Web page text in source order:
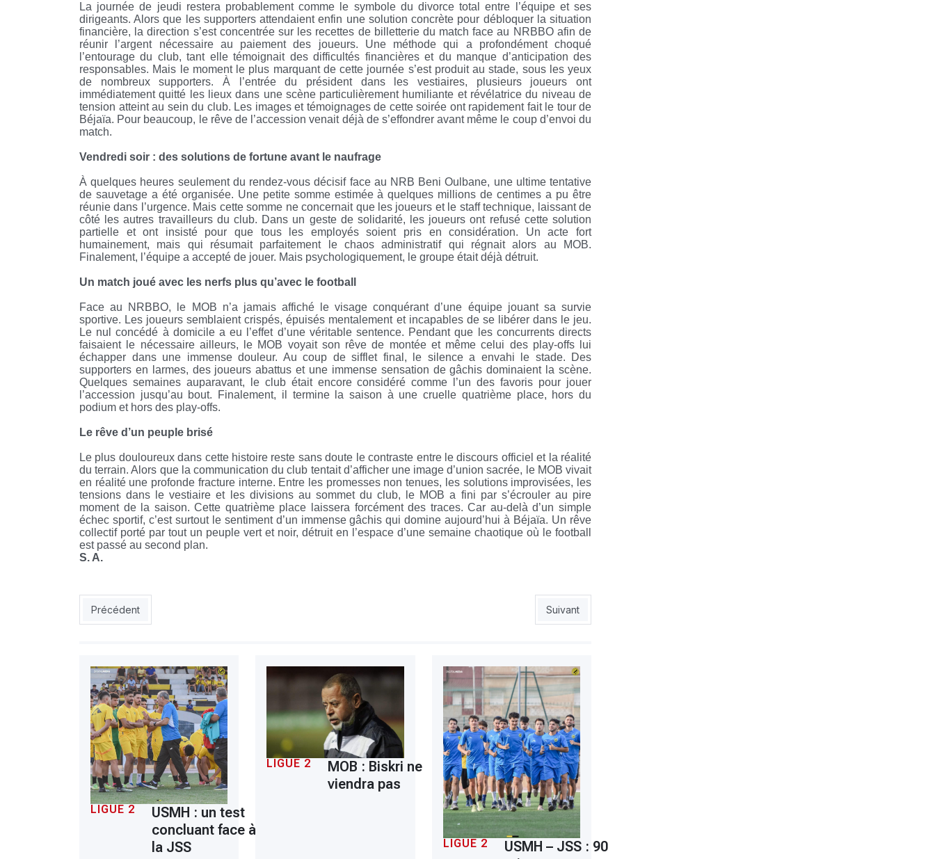
La journée de jeudi restera probablement comme le symbole du divorce total entre l’équipe et ses
dirigeants. Alors que les supporters attendaient enfin une solution concrète pour débloquer la situation
financière, la direction s’est concentrée sur les recettes de billetterie du match face au NRBBO afin de
réunir l’argent nécessaire au paiement des joueurs. Une méthode qui a profondément choqué
l’entourage du club, tant elle témoignait des difficultés financières et du manque d’anticipation des
responsables. Mais le moment le plus marquant de cette journée s’est produit au stade, sous les yeux
de nombreux supporters. À l’entrée du président dans les vestiaires, plusieurs joueurs ont
immédiatement quitté les lieux dans une scène particulièrement humiliante et révélatrice du niveau de
tension atteint au sein du club. Les images et témoignages de cette soirée ont rapidement fait le tour de
Béjaïa. Pour beaucoup, le rêve de l’accession venait déjà de s’effondrer avant même le coup d’envoi du
match.
Vendredi soir : des solutions de fortune avant le naufrage
À quelques heures seulement du rendez-vous décisif face au NRB Beni Oulbane, une ultime tentative
de sauvetage a été organisée. Une petite somme estimée à quelques millions de centimes a pu être
réunie dans l’urgence. Mais cette somme ne concernait que les joueurs et le staff technique, laissant de
côté les autres travailleurs du club. Dans un geste de solidarité, les joueurs ont refusé cette solution
partielle et ont insisté pour que tous les employés soient pris en considération. Un acte fort
humainement, mais qui résumait parfaitement le chaos administratif qui régnait alors au MOB.
Finalement, l’équipe a accepté de jouer. Mais psychologiquement, le groupe était déjà détruit.
Un match joué avec les nerfs plus qu’avec le football
Face au NRBBO, le MOB n’a jamais affiché le visage conquérant d’une équipe jouant sa survie
sportive. Les joueurs semblaient crispés, épuisés mentalement et incapables de se libérer dans le jeu.
Le nul concédé à domicile a eu l’effet d’une véritable sentence. Pendant que les concurrents directs
faisaient le nécessaire ailleurs, le MOB voyait son rêve de montée et même celui des play-offs lui
échapper dans une immense douleur. Au coup de sifflet final, le silence a envahi le stade. Des
supporters en larmes, des joueurs abattus et une immense sensation de gâchis dominaient la scène.
Quelques semaines auparavant, le club était encore considéré comme l’un des favoris pour jouer
l’accession jusqu’au bout. Finalement, il termine la saison à une cruelle quatrième place, hors du
podium et hors des play-offs.
Le rêve d’un peuple brisé
Le plus douloureux dans cette histoire reste sans doute le contraste entre le discours officiel et la réalité
du terrain. Alors que la communication du club tentait d’afficher une image d’union sacrée, le MOB vivait
en réalité une profonde fracture interne. Entre les promesses non tenues, les solutions improvisées, les
tensions dans le vestiaire et les divisions au sommet du club, le MOB a fini par s’écrouler au pire
moment de la saison. Cette quatrième place laissera forcément des traces. Car au-delà d’un simple
échec sportif, c’est surtout le sentiment d’un immense gâchis qui domine aujourd’hui à Béjaïa. Un rêve
collectif porté par tout un peuple vert et noir, détruit en l’espace d’une semaine chaotique où le football
est passé au second plan.
S. A.
Article précédent : USMH : Bougherara affine son plan de jeu
Précédent Article suivant : MOB : cruelle désillusion pour les Crabes
Suivant
LIGUE 2
USMH : un test
concluant face à
la JSS
LIGUE 2
MOB : Biskri ne
viendra pas
LIGUE 2
USMH – JSS : 90